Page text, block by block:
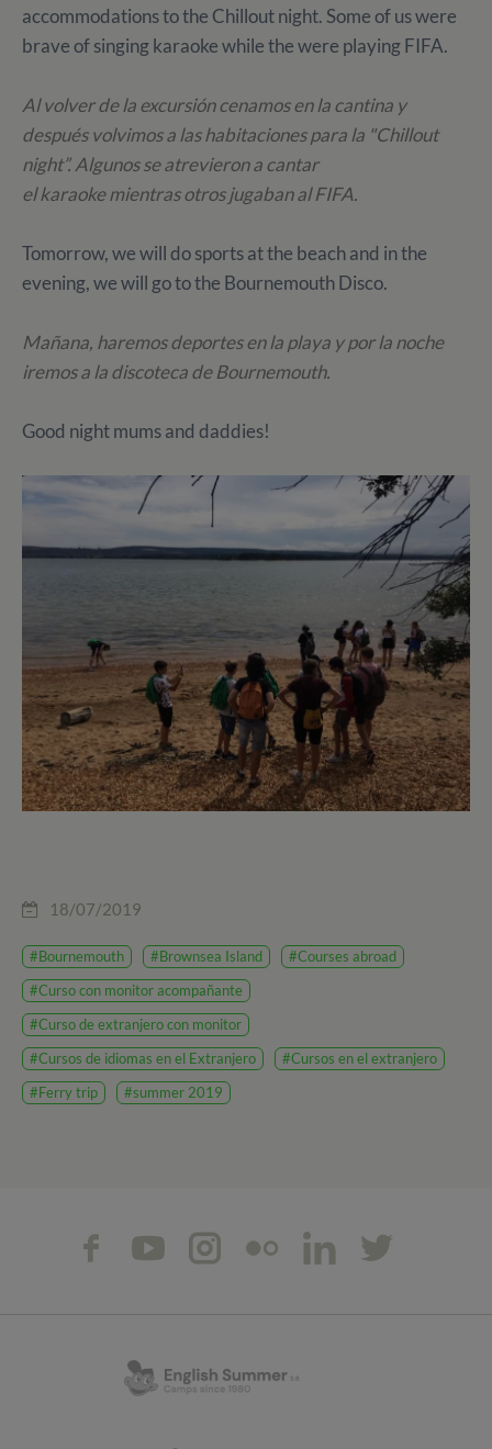
accommodations to the Chillout night. Some of us were
brave of singing karaoke while the were playing FIFA.
Al volver de la excursión cenamos en la cantina y
después volvimos a las habitaciones para la "Chillout
night”. Algunos se atrevieron a cantar
el karaoke mientras otros jugaban al FIFA.
Tomorrow, we will do sports at the beach and in the
evening, we will go to the Bournemouth Disco.
Mañana, haremos deportes en la playa y por la noche
iremos a la discoteca de Bournemouth.
Good night mums and daddies!
18/07/2019
#Bournemouth #Brownsea Island
#Courses abroad
#Curso con monitor acompañante
#Curso de extranjero con monitor
#Cursos de idiomas en el Extranjero
#Cursos en el extranjero
#Ferry trip
#summer 2019